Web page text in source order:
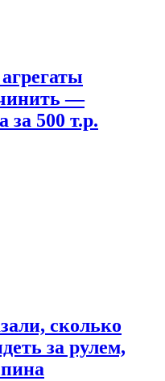
—
за 500 т.р.
сколько
за рулем,